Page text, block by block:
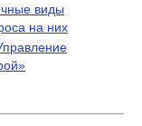
виды
на них